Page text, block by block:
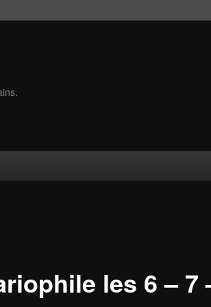
les 6 – 7